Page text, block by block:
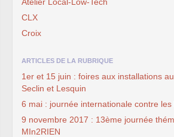
CLX
Croix
ARTICLES DE LA RUBRIQUE
1er et 15 juin : foires aux installations
Seclin et Lesquin
6 mai : journée internationale contre les
9 novembre 2017 : 13ème journée
MIn2RIEN